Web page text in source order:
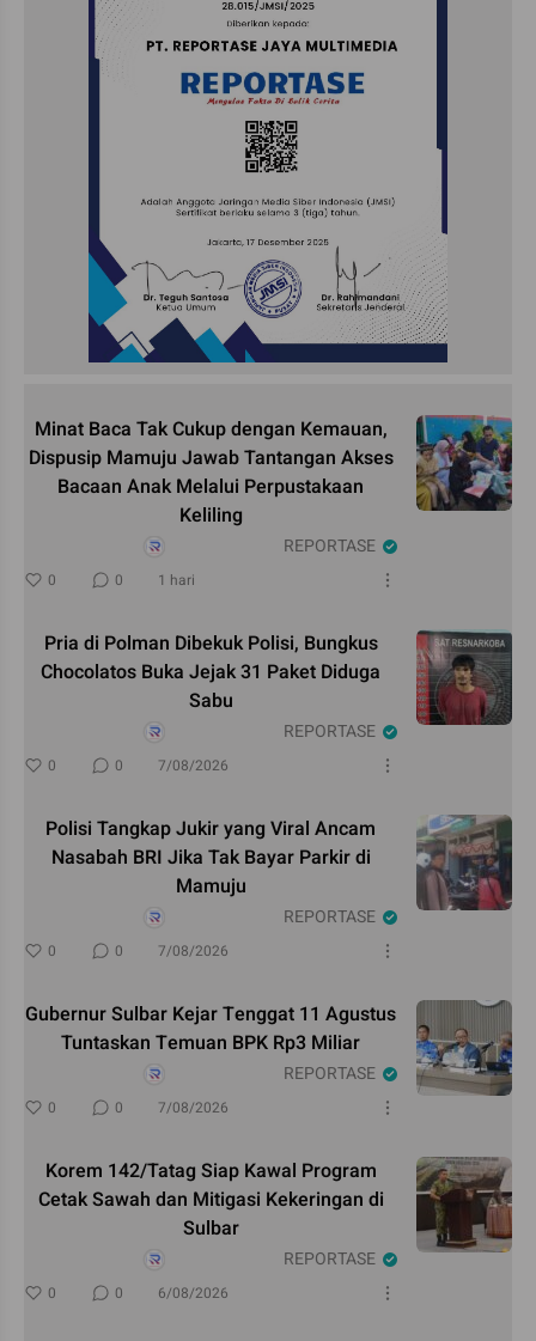
Minat Baca Tak Cukup dengan Kemauan,
Dispusip Mamuju Jawab Tantangan Akses
Bacaan Anak Melalui Perpustakaan
Keliling
REPORTASE
0 0 1 hari
Pria di Polman Dibekuk Polisi, Bungkus
Chocolatos Buka Jejak 31 Paket Diduga
Sabu
REPORTASE
0 0 7/08/2026
Polisi Tangkap Jukir yang Viral Ancam
Nasabah BRI Jika Tak Bayar Parkir di
Mamuju
REPORTASE
0 0 7/08/2026
Gubernur Sulbar Kejar Tenggat 11 Agustus
Tuntaskan Temuan BPK Rp3 Miliar
REPORTASE
0 0 7/08/2026
Korem 142/Tatag Siap Kawal Program
Cetak Sawah dan Mitigasi Kekeringan di
Sulbar
REPORTASE
0 0 6/08/2026